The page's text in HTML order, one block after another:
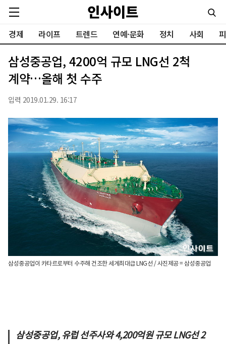
경제 라이프 트렌드 연예·문화 정치 사회
삼성중공업, 4200억 규모 LNG선 2척
계약…올해 첫 수주
입력 2019.01.29. 16:17
삼성중공업이 카타르로부터 수주해 건조한 세계최대급 LNG선 / 사진제공 = 삼성중공업
삼성중공업, 유럽 선주사와 4,200억원 규모 LNG선 2